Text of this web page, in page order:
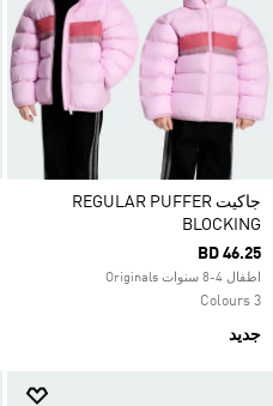
جاكيت REGULAR PUFFER
BLOCKING
BD 46.25
اطفال 4-8 سنوات Originals
3 Colours
جديد